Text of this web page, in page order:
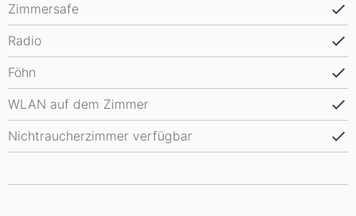
Zimmersafe
Radio
Föhn
WLAN auf dem Zimmer
Nichtraucherzimmer verfügbar